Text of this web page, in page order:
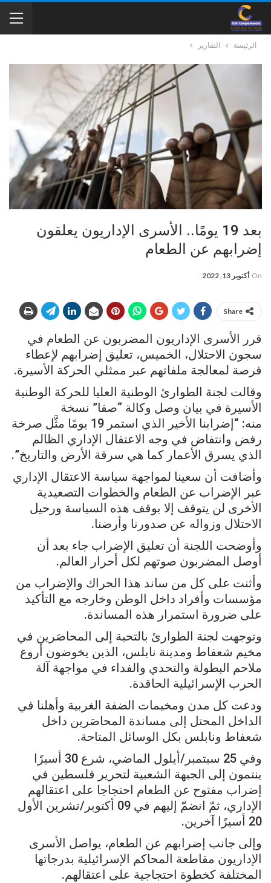
الرئيسة التقارير
بعد 19 يومًا.. الأسرى الإداريون يعلقون
إضرابهم عن الطعام
On أكتوبر 13, 2022
Share
قرر الأسرى الإداريون المضربون عن الطعام في
سجون الاحتلال، الخميس، تعليق إضرابهم لإعطاء
فرصة لمعالجة ملفاتهم عبر ممثلي الحركة الأسيرة.
وقالت لجنة الطوارئ الوطنية العليا للحركة الوطنية
الأسيرة في بيان وصل وكالة “صفا” نسخة
منه: “إضرابنا الأخير الذي استمر 19 يومًا مثَّل صرخة
رفض وانتفاض في وجه الاعتقال الإداري الظالم
الذي يسرق الأعمار كما هي سرقة الأرض والتاريخ”.
وأضافت أن سعينا لمواجهة سياسة الاعتقال الإداري
عبر الإضراب عن الطعام والخطوات التصعيدية
الأخرى لن يتوقف إلا بوقف هذه السياسة ورحيل
الاحتلال وزواله عن صدورنا وأرضنا.
وأوضحت اللجنة أن تعليق الإضراب جاء بعد أن
أوصل المضربون صوتهم لكل أحرار العالم.
وأثنت على كل من ساند هذا الحراك والإضراب من
مؤسسات وأفراد داخل الوطن وخارجه مع التأكيد
على ضرورة استمرار هذه المساندة.
وتوجهت لجنة الطوارئ بالتحية إلى المحاصَرين في
مخيم شعفاط ومدينة نابلس، الذين يخوضون أروع
ملاحم البطولة والتحدي والفداء في مواجهة آلة
الحرب الإسرائيلية الحاقدة.
ودعت كل مدن ومخيمات الضفة الغربية وأهلنا في
الداخل المحتل إلى مساندة المحاصَرين داخل
شعفاط ونابلس بكل الوسائل المتاحة.
وفي 25 سبتمبر/أيلول الماضي، شرع 30 أسيرًا
ينتمون إلى الجبهة الشعبية لتحرير فلسطين في
إضراب مفتوح عن الطعام احتجاجا على اعتقالهم
الإداري، ثمّ انضمّ إليهم في 09 أكتوبر/تشرين الأول
20 أسيرًا آخرين.
وإلى جانب إضرابهم عن الطعام، يواصل الأسرى
الإداريون مقاطعة المحاكم الإسرائيلية بدرجاتها
المختلفة كخطوة احتجاجية على اعتقالهم.